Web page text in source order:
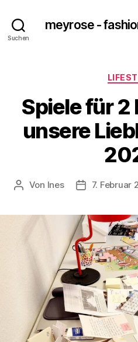
Suchen
meyrose -
Spiele für 2
unsere
Beitragsautor
Von Ines 7. Februar